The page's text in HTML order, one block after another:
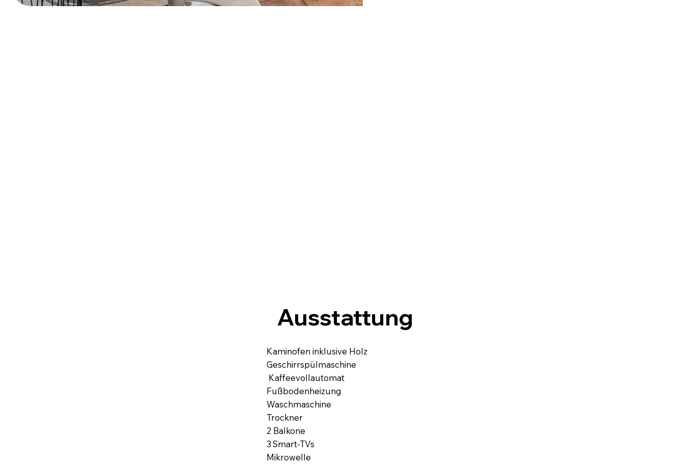
Ausstattung
Kaminofen inklusive Holz
Geschirrspülmaschine
Kaffeevollautomat
Fußbodenheizung
Waschmaschine
Trockner
2 Balkone
3 Smart‑TVs
​Mikrowelle